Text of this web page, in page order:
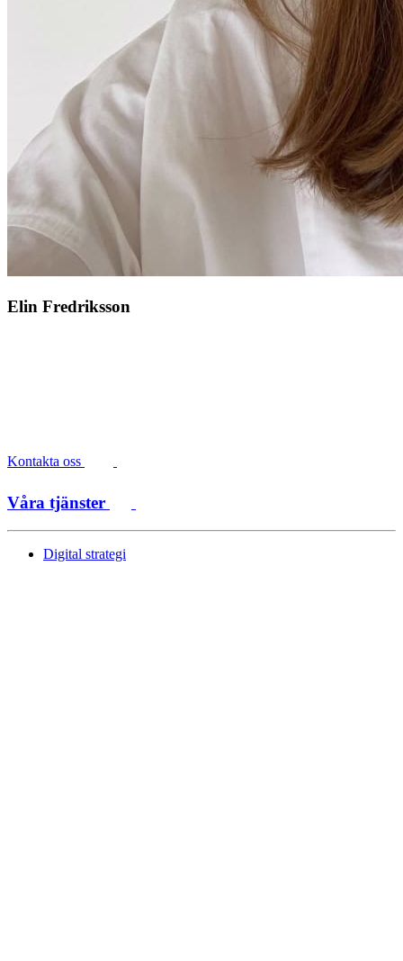
Elin Fredriksson
Kontakta oss
Våra tjänster
Digital strategi